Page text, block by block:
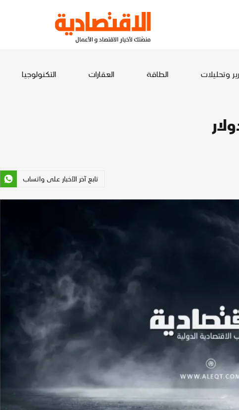
وتحليلات الطاقة العقارات التكنولوجيا
تابع آخر الأخبار على واتساب